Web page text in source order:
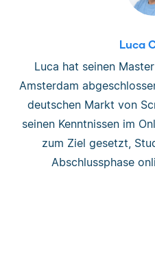
Luca
Luca hat seinen
Amsterdam
deutschen Markt von
seinen Kenntnissen im
zum Ziel gesetzt,
Abschlussphase